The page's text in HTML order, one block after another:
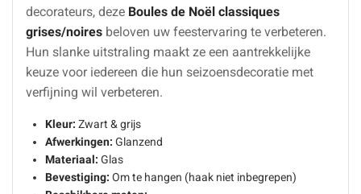
decorateurs, deze Boules de Noël classiques
grises/noires beloven uw feestervaring te verbeteren.
Hun slanke uitstraling maakt ze een aantrekkelijke
keuze voor iedereen die hun seizoensdecoratie met
verfijning wil verbeteren.
Kleur: Zwart & grijs
Afwerkingen: Glanzend
Materiaal: Glas
Bevestiging: Om te hangen (haak niet inbegrepen)